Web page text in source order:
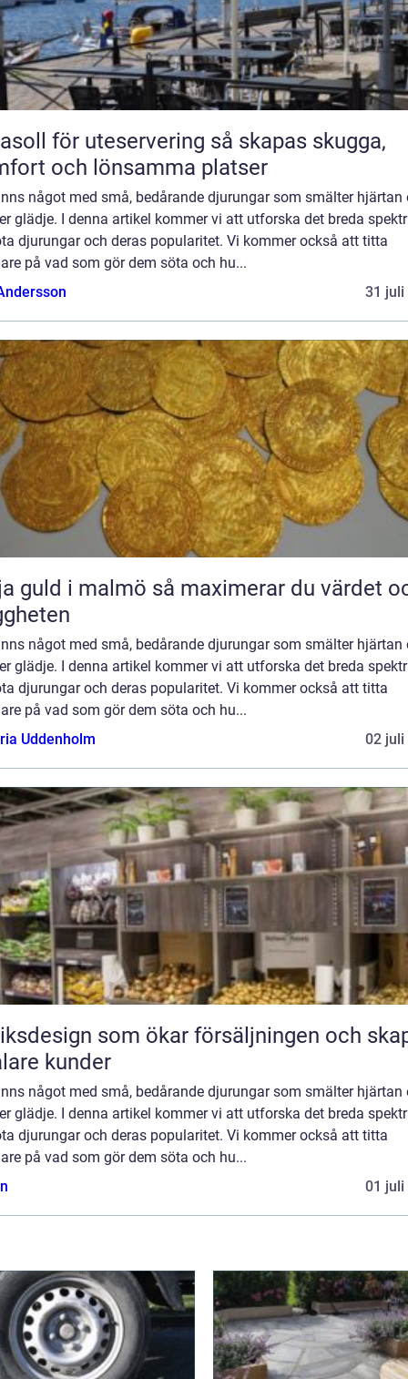
för uteservering så skapas skugga,
och lönsamma platser
något med små, bedårande djurungar som smälter hjärtan
glädje. I denna artikel kommer vi att utforska det breda
djurungar och deras popularitet. Vi kommer också att titta
på vad som gör dem söta och hu...
31 juli
i malmö så maximerar du värdet och
något med små, bedårande djurungar som smälter hjärtan
glädje. I denna artikel kommer vi att utforska det breda
djurungar och deras popularitet. Vi kommer också att titta
på vad som gör dem söta och hu...
Uddenholm
02 juli
som ökar försäljningen och
kunder
något med små, bedårande djurungar som smälter hjärtan
glädje. I denna artikel kommer vi att utforska det breda
djurungar och deras popularitet. Vi kommer också att titta
på vad som gör dem söta och hu...
01 juli